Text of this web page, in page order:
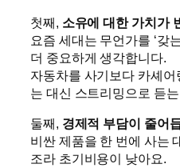
첫째, 소유에 대한 가치가
요즘 세대는 무언가를 ‘갖
더 중요하게 생각합니다.
자동차를 사기보다 카셰
는 대신 스트리밍으로 듣
둘째, 경제적 부담이 줄어
비싼 제품을 한 번에 사는
조라 초기비용이 낮아요.